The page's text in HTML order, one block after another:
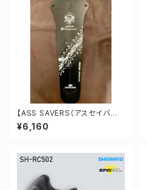
【ASS SAVERS（アスセイバ
ー）】Win Wing 2 Gravel Cla
ssic Yakurai Edition
¥6,160